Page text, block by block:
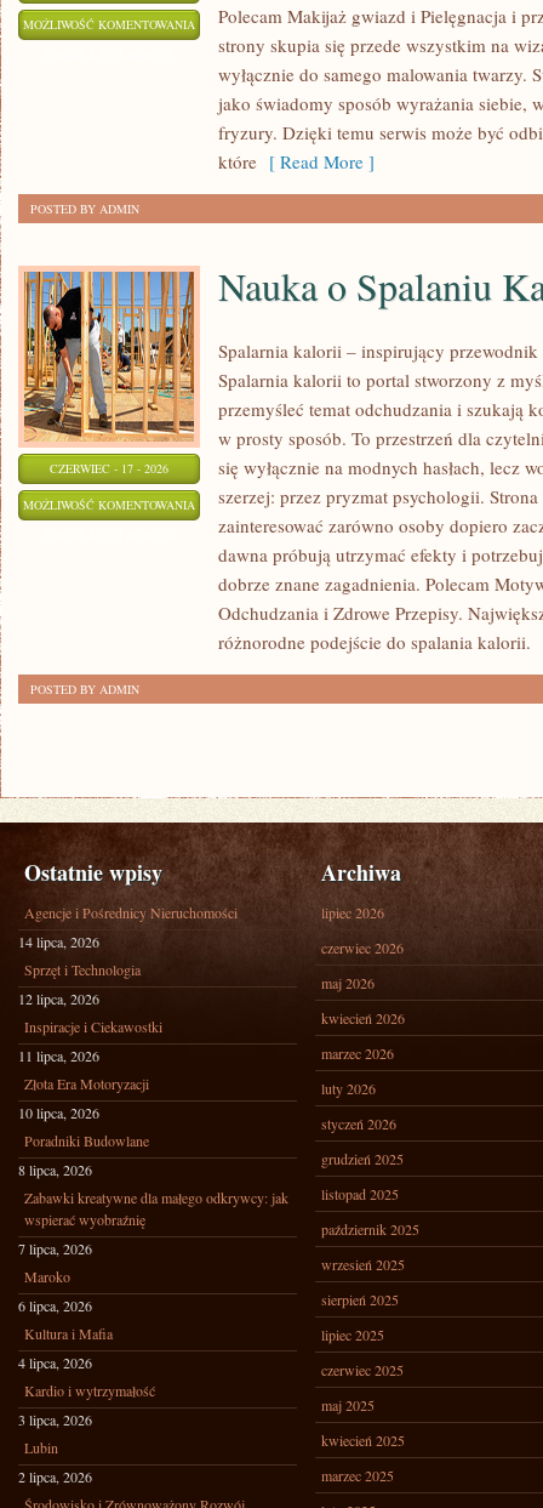
MOŻLIWOŚĆ KOMENTOWANIA STYLIZACJA
FRYZUR
Polecam Makijaż gwiazd i Pielęgnacja i
strony skupia się przede wszystkim na
wyłącznie do samego malowania twarzy.
jako świadomy sposób wyrażania siebie,
fryzury. Dzięki temu serwis może być
które [ Read More ]
POSTED BY ADMIN
CZERWIEC - 17 - 2026
MOŻLIWOŚĆ KOMENTOWANIA NAUKA
SPALANIU
KALORII
Nauka o Spalaniu
Spalarnia kalorii – inspirujący przewodnik
Spalarnia kalorii to portal stworzony z
przemyśleć temat odchudzania i szukają
w prosty sposób. To przestrzeń dla
się wyłącznie na modnych hasłach, lecz
szerzej: przez pryzmat psychologii.
zainteresować zarówno osoby dopiero
dawna próbują utrzymać efekty i
dobrze znane zagadnienia. Polecam
Odchudzania i Zdrowe Przepisy.
różnorodne podejście do spalania kalorii.
POSTED BY ADMIN
Ostatnie wpisy
Agencje i Pośrednicy Nieruchomości
14 lipca, 2026
Sprzęt i Technologia
12 lipca, 2026
Inspiracje i Ciekawostki
11 lipca, 2026
Złota Era Motoryzacji
10 lipca, 2026
Poradniki Budowlane
8 lipca, 2026
Zabawki kreatywne dla małego odkrywcy: jak
wspierać wyobraźnię
7 lipca, 2026
Maroko
6 lipca, 2026
Kultura i Mafia
4 lipca, 2026
Kardio i wytrzymałość
3 lipca, 2026
Lubin
2 lipca, 2026
Archiwa
lipiec 2026
czerwiec 2026
maj 2026
kwiecień 2026
marzec 2026
luty 2026
styczeń 2026
grudzień 2025
listopad 2025
październik 2025
wrzesień 2025
sierpień 2025
lipiec 2025
czerwiec 2025
maj 2025
kwiecień 2025
marzec 2025